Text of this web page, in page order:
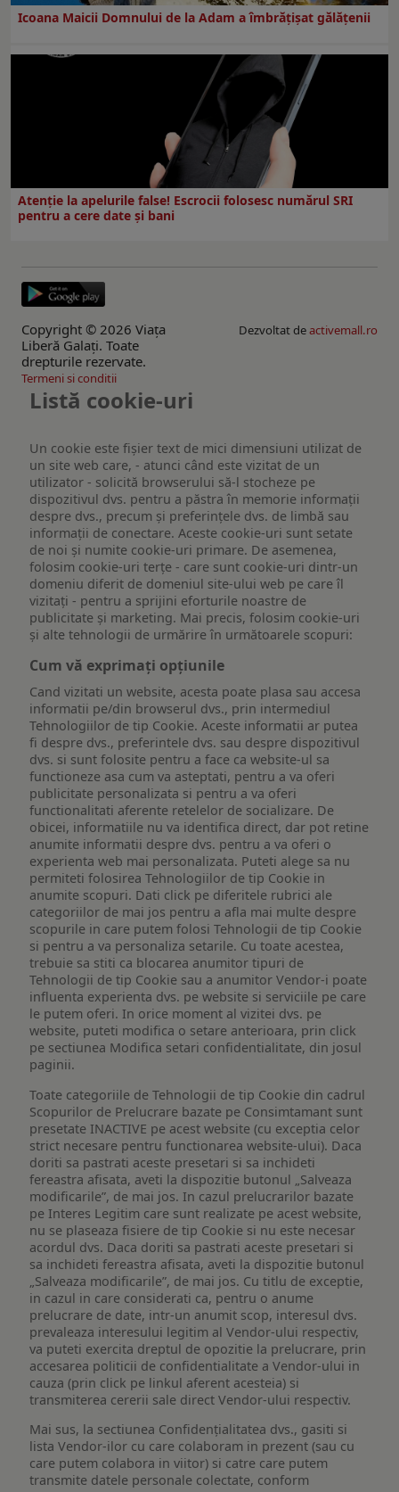
Icoana Maicii Domnului de la Adam a îmbrățișat gălățenii
Atenție la apelurile false! Escrocii folosesc numărul SRI
pentru a cere date și bani
Copyright © 2026 Viaţa
Liberă Galaţi. Toate
drepturile rezervate.
Dezvoltat deactivemall.ro
Termeni si conditii
Listă cookie-uri
Un cookie este fişier text de mici dimensiuni utilizat de
un site web care, - atunci când este vizitat de un
utilizator - solicită browserului să-l stocheze pe
dispozitivul dvs. pentru a păstra în memorie informații
despre dvs., precum și preferințele dvs. de limbă sau
informații de conectare. Aceste cookie-uri sunt setate
de noi și numite cookie-uri primare. De asemenea,
folosim cookie-uri terțe - care sunt cookie-uri dintr-un
domeniu diferit de domeniul site-ului web pe care îl
vizitați - pentru a sprijini eforturile noastre de
publicitate și marketing. Mai precis, folosim cookie-uri
și alte tehnologii de urmărire în următoarele scopuri:
Cum vă exprimați opțiunile
Cand vizitati un website, acesta poate plasa sau accesa
informatii pe/din browserul dvs., prin intermediul
Tehnologiilor de tip Cookie. Aceste informatii ar putea
fi despre dvs., preferintele dvs. sau despre dispozitivul
dvs. si sunt folosite pentru a face ca website-ul sa
functioneze asa cum va asteptati, pentru a va oferi
publicitate personalizata si pentru a va oferi
functionalitati aferente retelelor de socializare. De
obicei, informatiile nu va identifica direct, dar pot retine
anumite informatii despre dvs. pentru a va oferi o
experienta web mai personalizata. Puteti alege sa nu
permiteti folosirea Tehnologiilor de tip Cookie in
anumite scopuri. Dati click pe diferitele rubrici ale
categoriilor de mai jos pentru a afla mai multe despre
scopurile in care putem folosi Tehnologii de tip Cookie
si pentru a va personaliza setarile. Cu toate acestea,
trebuie sa stiti ca blocarea anumitor tipuri de
Tehnologii de tip Cookie sau a anumitor Vendor-i poate
influenta experienta dvs. pe website si serviciile pe care
le putem oferi. In orice moment al vizitei dvs. pe
website, puteti modifica o setare anterioara, prin click
pe sectiunea Modifica setari confidentialitate, din josul
paginii.
Toate categoriile de Tehnologii de tip Cookie din cadrul
Scopurilor de Prelucrare bazate pe Consimtamant sunt
presetate INACTIVE pe acest website (cu exceptia celor
strict necesare pentru functionarea website-ului). Daca
doriti sa pastrati aceste presetari si sa inchideti
fereastra afisata, aveti la dispozitie butonul „Salveaza
modificarile”, de mai jos. In cazul prelucrarilor bazate
pe Interes Legitim care sunt realizate pe acest website,
nu se plaseaza fisiere de tip Cookie si nu este necesar
acordul dvs. Daca doriti sa pastrati aceste presetari si
sa inchideti fereastra afisata, aveti la dispozitie butonul
„Salveaza modificarile”, de mai jos. Cu titlu de exceptie,
in cazul in care considerati ca, pentru o anume
prelucrare de date, intr-un anumit scop, interesul dvs.
prevaleaza interesului legitim al Vendor-ului respectiv,
va puteti exercita dreptul de opozitie la prelucrare, prin
accesarea politicii de confidentialitate a Vendor-ului in
cauza (prin click pe linkul aferent acesteia) si
transmiterea cererii sale direct Vendor-ului respectiv.
Mai sus, la sectiunea Confidențialitatea dvs., gasiti si
lista Vendor-ilor cu care colaboram in prezent (sau cu
care putem colabora in viitor) si catre care putem
transmite datele personale colectate, conform